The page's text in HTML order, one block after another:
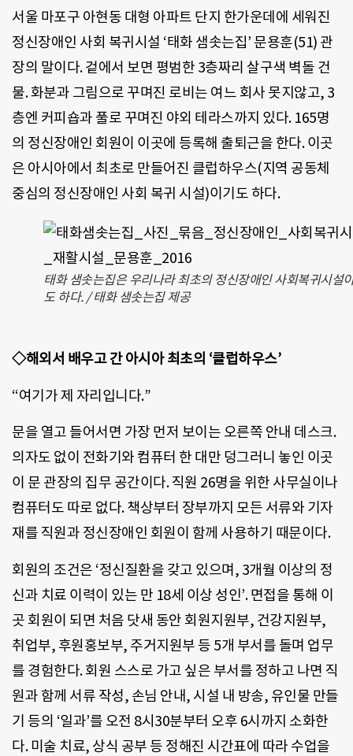
서울 마포구 아현동 대형 아파트 단지 한가운데에 세워진
정신장애인 사회 복귀시설 ‘태화 샘솟는집’ 문용훈(51) 관
장의 말이다. 겉에서 보면 평범한 3층짜리 살구색 벽돌 건
물. 화분과 그림으로 꾸며진 로비는 여느 회사 못지않고, 3
층엔 커피숍과 풀로 꾸며진 야외 테라스까지 있다. 165명
의 정신장애인 회원이 이곳에 등록해 출퇴근을 한다. 이곳
은 아시아에서 최초로 만들어진 클럽하우스(지역 공동체
중심의 정신장애인 사회 복귀 시설)이기도 하다.
태화 샘솟는집은 우리나라 최초의 정신장애인 사회복귀시설
도 하다. / 태화 샘솟는집 제공
◇해외서 배우고 간 아시아 최초의 ‘클럽하우스’
“여기가 제 자리입니다.”
문을 열고 들어서면 가장 먼저 보이는 오른쪽 안내 데스크.
의자도 없이 전화기와 컴퓨터 한 대만 덩그러니 놓인 이곳
이 문 관장의 집무 공간이다. 직원 26명을 위한 사무실이나
컴퓨터도 따로 없다. 책상부터 장부까지 모든 서류와 기자
재를 직원과 정신장애인 회원이 함께 사용하기 때문이다.
회원의 조건은 ‘정신질환을 갖고 있으며, 3개월 이상의 정
신과 치료 이력이 있는 만 18세 이상 성인’. 면접을 통해 이
곳 회원이 되면 처음 닷새 동안 회원지원부, 건강지원부,
취업부, 후원홍보부, 주거지원부 등 5개 부서를 돌며 업무
를 경험한다. 회원 스스로 가고 싶은 부서를 정하고 나면 직
원과 함께 서류 작성, 손님 안내, 시설 내 방송, 유인물 만들
기 등의 ‘일과’를 오전 8시30분부터 오후 6시까지 소화한
다. 미술 치료, 상식 공부 등 정해진 시간표에 따라 수업을